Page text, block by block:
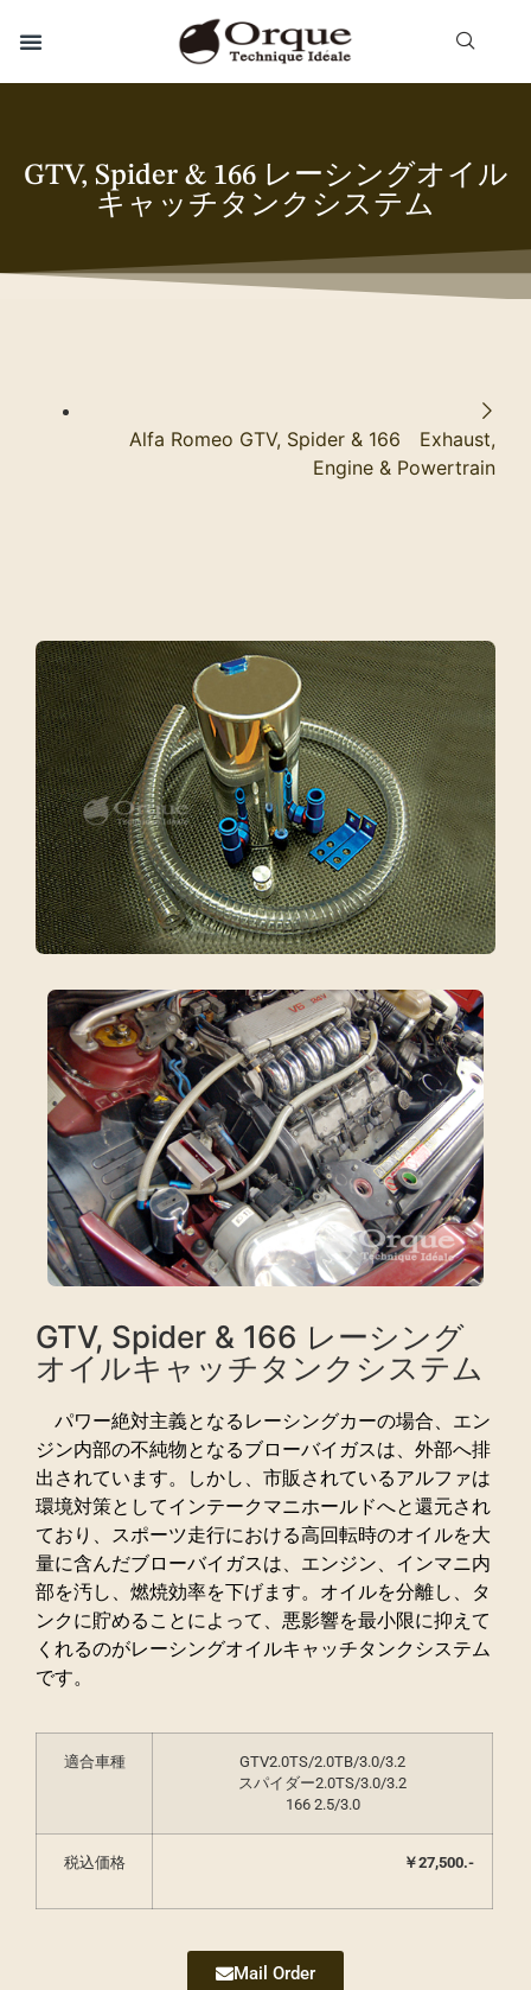
GTV, Spider & 166 レーシングオイル
キャッチタンクシステム
Alfa Romeo GTV, Spider & 166 Exhaust,
Engine & Powertrain
GTV, Spider & 166 レーシング
オイルキャッチタンクシステム
パワー絶対主義となるレーシングカーの場合、エン
ジン内部の不純物となるブローバイガスは、外部へ排
出されています。しかし、市販されているアルファは
環境対策としてインテークマニホールドへと還元され
ており、スポーツ走行における高回転時のオイルを大
量に含んだブローバイガスは、エンジン、インマニ内
部を汚し、燃焼効率を下げます。オイルを分離し、タ
ンクに貯めることによって、悪影響を最小限に抑えて
くれるのがレーシングオイルキャッチタンクシステム
です。
適合車種
GTV2.0TS/2.0TB/3.0/3.2
スパイダー2.0TS/3.0/3.2
166 2.5/3.0
税込価格 ￥27,500.-
Mail Order